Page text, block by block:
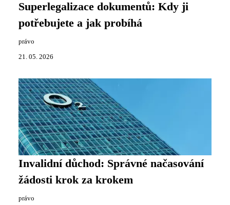
Superlegalizace dokumentů: Kdy ji
potřebujete a jak probíhá
právo
21. 05. 2026
Invalidní důchod: Správné načasování
žádosti krok za krokem
právo